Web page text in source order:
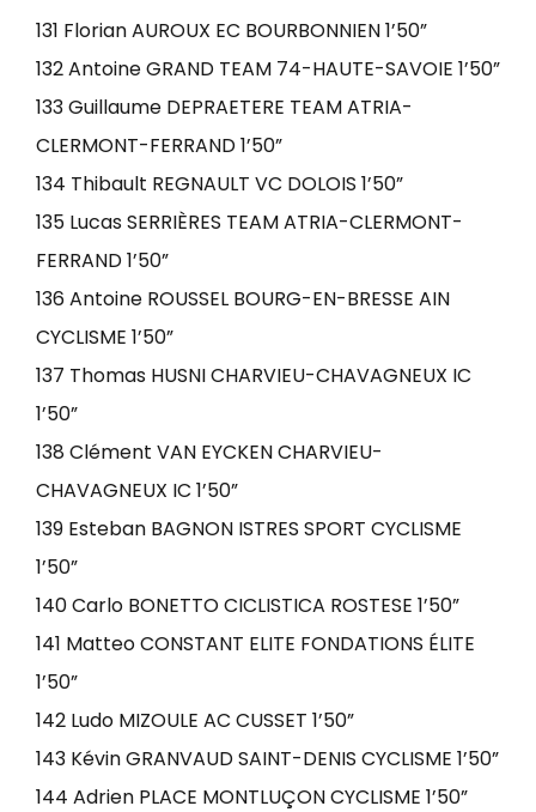
131 Florian AUROUX EC BOURBONNIEN 1’50”
132 Antoine GRAND TEAM 74-HAUTE-SAVOIE 1’50”
133 Guillaume DEPRAETERE TEAM ATRIA-
CLERMONT-FERRAND 1’50”
134 Thibault REGNAULT VC DOLOIS 1’50”
135 Lucas SERRIÈRES TEAM ATRIA-CLERMONT-
FERRAND 1’50”
136 Antoine ROUSSEL BOURG-EN-BRESSE AIN
CYCLISME 1’50”
137 Thomas HUSNI CHARVIEU-CHAVAGNEUX IC
1’50”
138 Clément VAN EYCKEN CHARVIEU-
CHAVAGNEUX IC 1’50”
139 Esteban BAGNON ISTRES SPORT CYCLISME
1’50”
140 Carlo BONETTO CICLISTICA ROSTESE 1’50”
141 Matteo CONSTANT ELITE FONDATIONS ÉLITE
1’50”
142 Ludo MIZOULE AC CUSSET 1’50”
143 Kévin GRANVAUD SAINT-DENIS CYCLISME 1’50”
144 Adrien PLACE MONTLUÇON CYCLISME 1’50”